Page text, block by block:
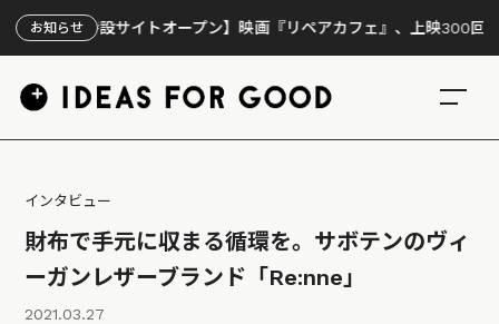
お知らせ
設サイトオープン】映画『リペアカフェ』、上映300回の先で見えて
インタビュー
財布で手元に収まる循環を。サボテンのヴィ
ーガンレザーブランド「Re:nne」
2021.03.27